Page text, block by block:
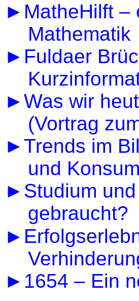
► MatheHilft –
Mathematik
►Fuldaer
►Was wir
(Vortrag
►Trends im
und
►Studium
gebraucht?
►
►1654 – Ein